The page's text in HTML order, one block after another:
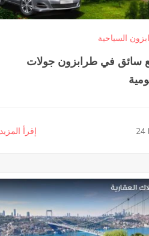
السياحية
سائق في طرابزون جولات
24 إقرأ المزيد